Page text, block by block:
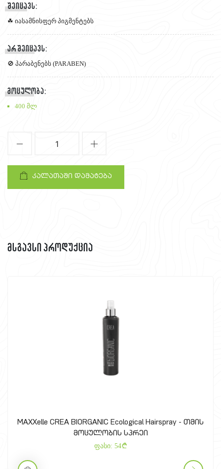
შეიცავს:
☘ იასამნისფერ პიგმენტებს
არ შეიცავს:
🚫 პარაბენებს (PARABEN)
მოცულობა:
400 მლ
1
კალათაში დამატება
მსგავსი პროდუქცია
MAXXelle CREA BIORGANIC Ecological Hairspray - თმის
მოცულობის სპრეი
ფასი: 54